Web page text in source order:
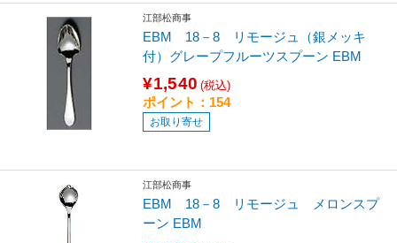
江部松商事
EBM 18－8 リモージュ（銀メッキ
付）グレープフルーツスプーン EBM
¥1,540 (税込)
ポイント：154
お取り寄せ
江部松商事
EBM 18－8 リモージュ メロンスプ
ーン EBM